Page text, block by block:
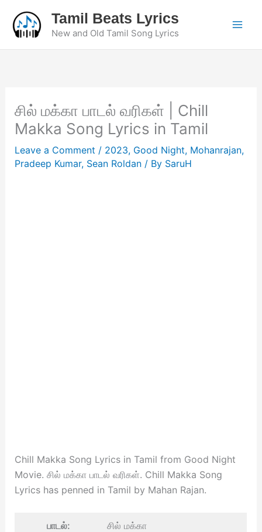
content
Tamil Beats Lyrics
New and Old Tamil Song Lyrics
சில் மக்கா பாடல் வரிகள் | Chill
Makka Song Lyrics in Tamil
Leave a Comment / 2023, Good Night, Mohanrajan,
Pradeep Kumar, Sean Roldan/ By SaruH
Chill Makka Song Lyrics in Tamil from Good Night
Movie. சில் மக்கா பாடல் வரிகள். Chill Makka Song
Lyrics has penned in Tamil by Mahan Rajan.
பாடல்: சில் மக்கா